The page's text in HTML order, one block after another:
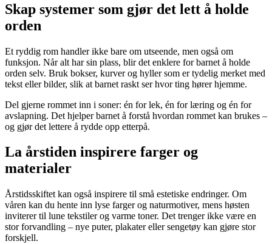
Skap systemer som gjør det lett å holde
orden
Et ryddig rom handler ikke bare om utseende, men også om
funksjon. Når alt har sin plass, blir det enklere for barnet å holde
orden selv. Bruk bokser, kurver og hyller som er tydelig merket med
tekst eller bilder, slik at barnet raskt ser hvor ting hører hjemme.
Del gjerne rommet inn i soner: én for lek, én for læring og én for
avslapning. Det hjelper barnet å forstå hvordan rommet kan brukes –
og gjør det lettere å rydde opp etterpå.
La årstiden inspirere farger og
materialer
Årstidsskiftet kan også inspirere til små estetiske endringer. Om
våren kan du hente inn lyse farger og naturmotiver, mens høsten
inviterer til lune tekstiler og varme toner. Det trenger ikke være en
stor forvandling – nye puter, plakater eller sengetøy kan gjøre stor
forskjell.